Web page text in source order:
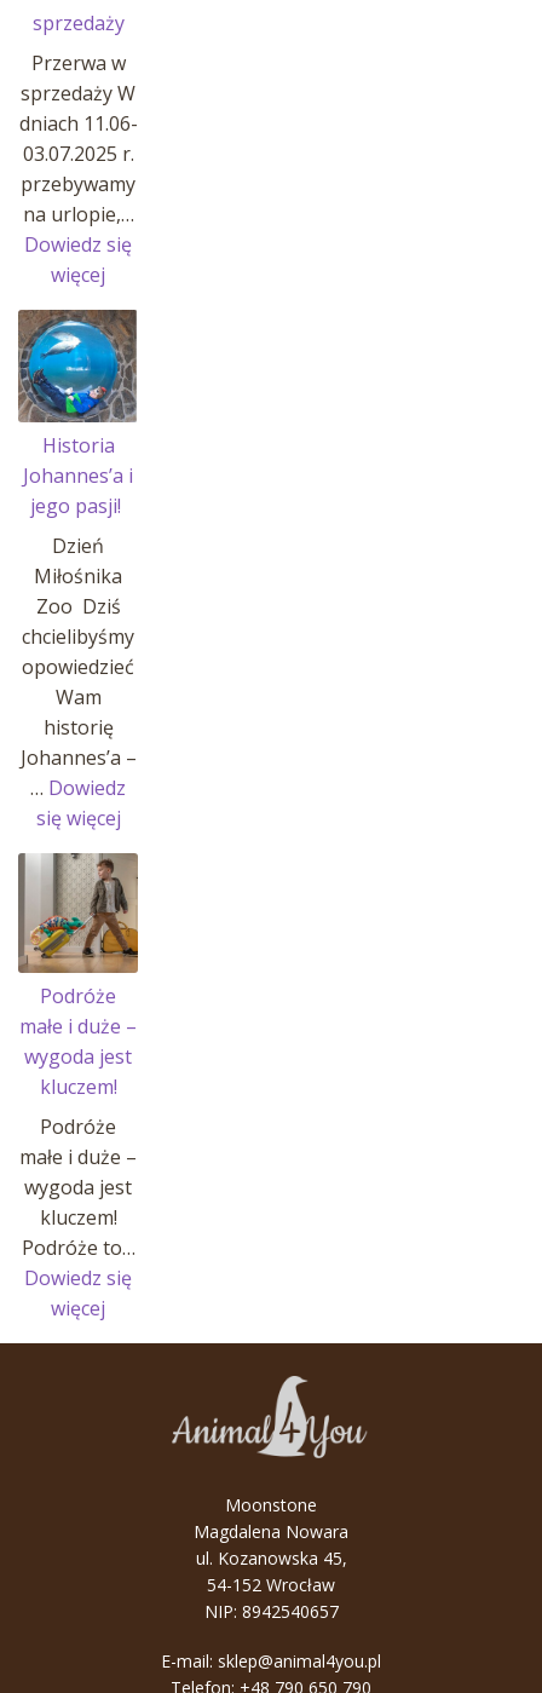
sprzedaży
Przerwa w
sprzedaży W
dniach 11.06-
03.07.2025 r.
przebywamy
na urlopie,…
Dowiedz się
więcej
Przerwa
w
sprzedaży
Historia
Johannes’a i
jego pasji!
Dzień
Miłośnika
Zoo Dziś
chcielibyśmy
opowiedzieć
Wam
historię
Johannes’a –
… Dowiedz
się więcej:
Historia
Johannes’a
i
jego
pasji!
Podróże
małe i duże –
wygoda jest
kluczem!
Podróże
małe i duże –
wygoda jest
kluczem!
Podróże to…
Dowiedz się
więcej
Podróże
Moonstone
Magdalena Nowara
ul. Kozanowska 45,
54-152 Wrocław
NIP: 8942540657
E-mail: sklep@animal4you.pl
Telefon: +48 790 650 790